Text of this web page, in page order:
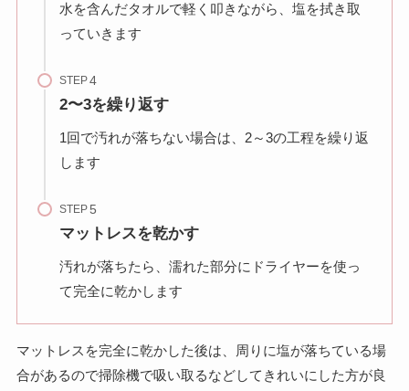
水を含んだタオルで軽く叩きながら、塩を拭き取
っていきます
STEP
2〜3を繰り返す
1回で汚れが落ちない場合は、2～3の工程を繰り返
します
STEP
マットレスを乾かす
汚れが落ちたら、濡れた部分にドライヤーを使っ
て完全に乾かします
マットレスを完全に乾かした後は、周りに塩が落ちている場
合があるので掃除機で吸い取るなどしてきれいにした方が良